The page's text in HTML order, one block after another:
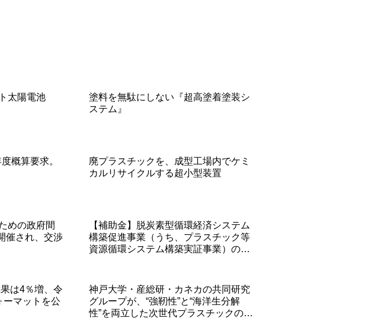
太陽電池
塗料を無駄にしない『超高塗着塗装シ
ステム』
概算要求。
廃プラスチックを、成型工場内でケミ
カルリサイクルする超小型装置
めの政府間
催され、交渉
【補助金】脱炭素型循環経済システム
構築促進事業（うち、プラスチック等
資源循環システム構築実証事業）の令
は4％増、令
ーマットを公
神戸大学・産総研・カネカの共同研究
グループが、“強靭性”と“海洋生分解
性”を両立した次世代プラスチックの開